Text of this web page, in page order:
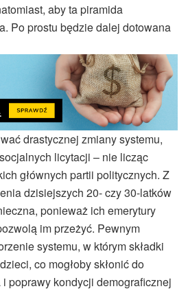
aby ta piramida
Po prostu będzie dalej dotowana
drastycznej zmiany systemu,
licytacji – nie licząc
głównych partii politycznych. Z
dzisiejszych 20- czy 30-latków
ponieważ ich emerytury
im przeżyć. Pewnym
systemu, w którym składki
co mogłoby skłonić do
poprawy kondycji demograficznej